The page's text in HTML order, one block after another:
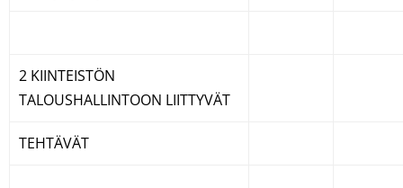
2 KIINTEISTÖN
TALOUSHALLINTOON LIITTYVÄT
TEHTÄVÄT